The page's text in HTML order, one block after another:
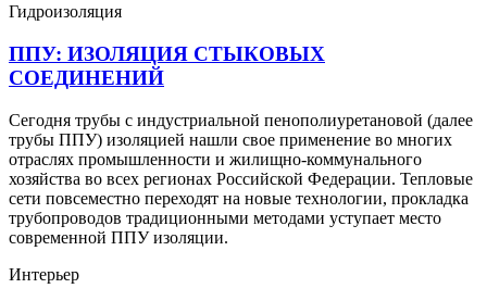
Гидроизоляция
ППУ: ИЗОЛЯЦИЯ СТЫКОВЫХ
СОЕДИНЕНИЙ
Сегодня трубы с индустриальной пенополиуретановой (далее
трубы ППУ) изоляцией нашли свое применение во многих
отраслях промышленности и жилищно-коммунального
хозяйства во всех регионах Российской Федерации. Тепловые
сети повсеместно переходят на новые технологии, прокладка
трубопроводов традиционными методами уступает место
современной ППУ изоляции.
Интерьер